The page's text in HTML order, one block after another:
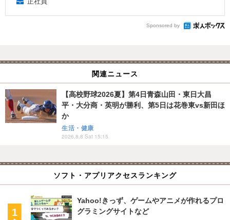
Sponsored by
関連ニュース
【高校野球2026夏】第4日青森山田・東日大昌
平・大分商・英明が勝利、第5日は花巻東vs新田ほ
か
生活・健康
2026.8.8 Sat 15:15
ソフト・アプリアクセスランキング
Yahoo!きっず、ゲームやアニメが作れるプロ
グラミングサイトなど